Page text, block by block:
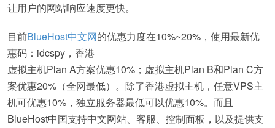
让用户的网站响应速度更快。
目前BlueHost中文网的优惠力度在10%~20%，使用最新优
惠码：idcspy，香港
虚拟主机Plan A方案优惠10%；虚拟主机Plan B和Plan C方
案优惠20%（全网最低）。除了香港虚拟主机，任意VPS主
机可优惠10%，独立服务器最低可以优惠10%。而且
BlueHost中国支持中文网站、客服、控制面板，以及提供支